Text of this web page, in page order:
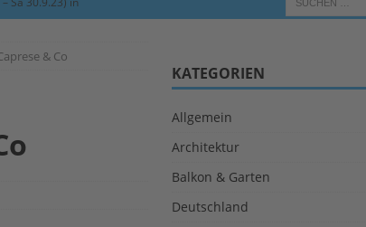
in Schifferstadt
& Co
KATEGORIEN
Allgemein
Architektur
Balkon & Garten
Deutschland